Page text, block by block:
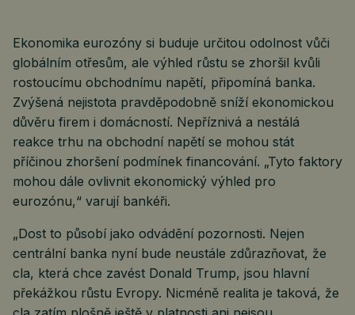
Ekonomika eurozóny si buduje určitou odolnost vůči
globálním otřesům, ale výhled růstu se zhoršil kvůli
rostoucímu obchodnímu napětí, připomíná banka.
Zvýšená nejistota pravděpodobně sníží ekonomickou
důvěru firem i domácností. Nepříznivá a nestálá
reakce trhu na obchodní napětí se mohou stát
příčinou zhoršení podmínek financování. „Tyto faktory
mohou dále ovlivnit ekonomický výhled pro
eurozónu,“ varují bankéři.
„Dost to působí jako odvádění pozornosti. Nejen
centrální banka nyní bude neustále zdůrazňovat, že
cla, která chce zavést Donald Trump, jsou hlavní
překážkou růstu Evropy. Nicméně realita je taková, že